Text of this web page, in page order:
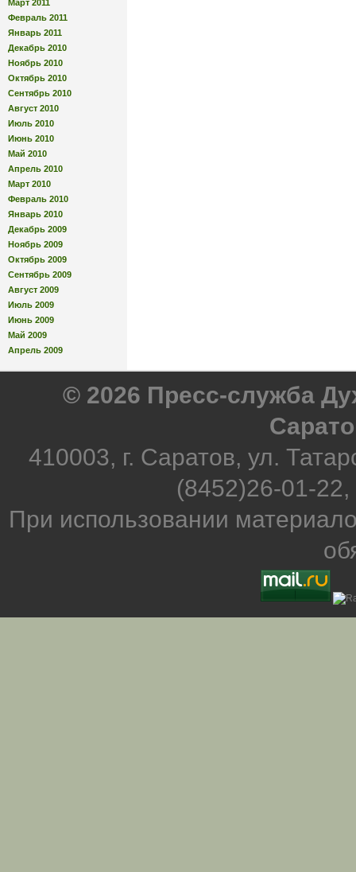
Март 2011
Февраль 2011
Январь 2011
Декабрь 2010
Ноябрь 2010
Октябрь 2010
Сентябрь 2010
Август 2010
Июль 2010
Июнь 2010
Май 2010
Апрель 2010
Март 2010
Февраль 2010
Январь 2010
Декабрь 2009
Ноябрь 2009
Октябрь 2009
Сентябрь 2009
Август 2009
Июль 2009
Июнь 2009
Май 2009
Апрель 2009
© 2026 Пресс-служба
410003, г. Саратов, ул.
(8452)26-01-
При использовании